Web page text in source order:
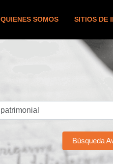
QUIENES SOMOS SITIOS DE
Búsqueda